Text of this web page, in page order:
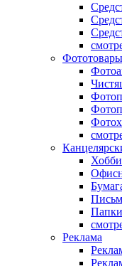
Фототовары
Реклама